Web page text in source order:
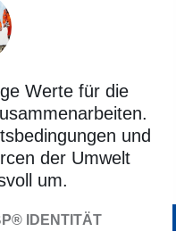
Werte für die
und
der Umwelt
um.
IDENTITÄT